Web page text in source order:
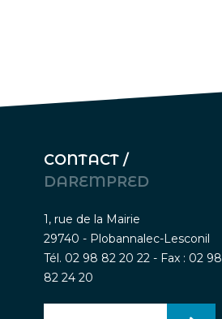
CONTACT /
DAREMPRED
1, rue de la Mairie
29740 - Plobannalec-Lesconil
Tél. 02 98 82 20 22 - Fax : 02 98
82 24 20